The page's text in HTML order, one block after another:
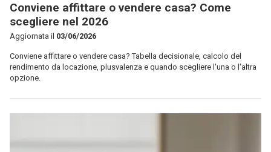
Conviene affittare o vendere casa? Come
scegliere nel 2026
Aggiornata il 03/06/2026
Conviene affittare o vendere casa? Tabella decisionale, calcolo del
rendimento da locazione, plusvalenza e quando scegliere l'una o l'altra
opzione.